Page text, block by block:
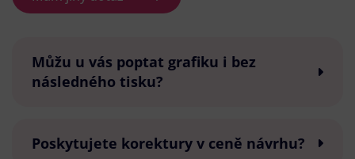
Můžu u vás poptat grafiku i bez
následného tisku?
Poskytujete korektury v ceně návrhu?